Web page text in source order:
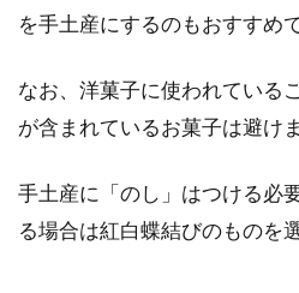
を手土産にするのもおすすめで
なお、洋菓子に使われている
が含まれているお菓子は避け
手土産に「のし」はつける必
る場合は紅白蝶結びのものを